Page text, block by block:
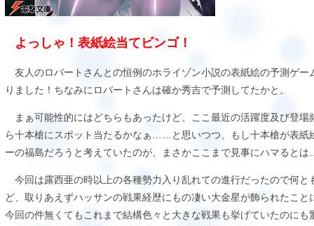
よっしゃ！表紙絵当てビンゴ！
友人のロバートさんとの恒例のホライゾン小説の表紙絵の予測ゲー
りました！ちなみにロバートさんは確か秀吉で予測してたかと。
まぁ可能性的にはどちらもあったけど、ここ最近の活躍度及び登場
ら十本槍にスポット当たるかなぁ……と思いつつ、もし十本槍が表紙
ーの福島だろうと考えていたのが、まさかここまで見事にハマると
今回は露西亜の時以上の各種勢力入り乱れての進行だったので何と
ど、取りあえずハッサンの戦果経歴にもの凄い大金星が飾られたこと
今回の件無くてもこれまで結構色々と大きな戦果も挙げていたのにも